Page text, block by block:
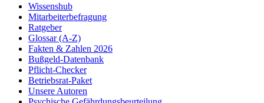
Wissenshub
Mitarbeiterbefragung
Ratgeber
Glossar (A-Z)
Fakten & Zahlen 2026
Bußgeld-Datenbank
Pflicht-Checker
Betriebsrat-Paket
Unsere Autoren